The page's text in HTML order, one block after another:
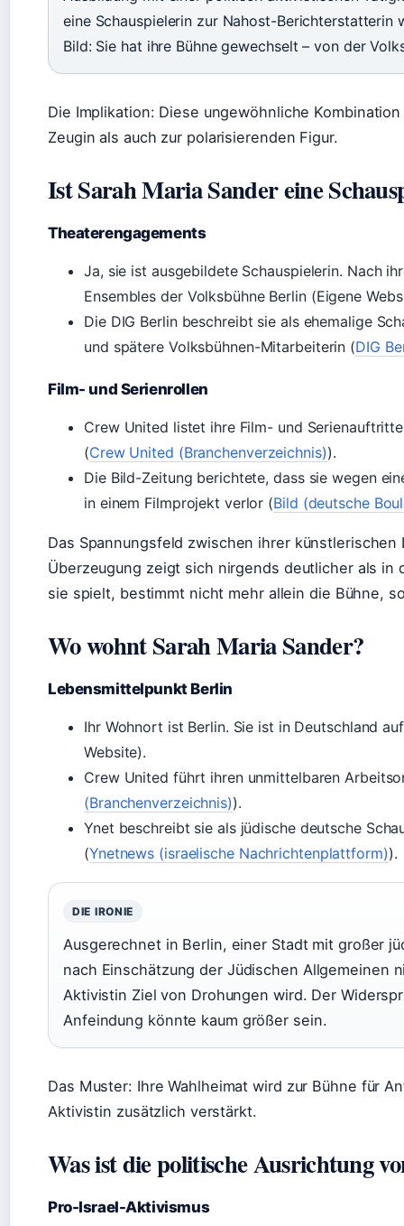
eine Schauspielerin zur Nahost-Berichterstatterin
Bild: Sie hat ihre Bühne gewechselt – von der
Die Implikation: Diese ungewöhnliche
Zeugin als auch zur polarisierenden Figur.
Ist Sarah Maria Sander eine
Theaterengagements
Ja, sie ist ausgebildete Schauspielerin. Nach
Ensembles der Volksbühne Berlin (Eigene
Die DIG Berlin beschreibt sie als ehemalige
und spätere Volksbühnen-Mitarbeiterin (DIG
Film- und Serienrollen
Crew United listet ihre Film- und
(Crew United (Branchenverzeichnis)).
Die Bild-Zeitung berichtete, dass sie wegen
in einem Filmprojekt verlor (Bild (deutsche
Das Spannungsfeld zwischen ihrer
Überzeugung zeigt sich nirgends deutlicher als in
sie spielt, bestimmt nicht mehr allein die Bühne,
Wo wohnt Sarah Maria Sander?
Lebensmittelpunkt Berlin
Ihr Wohnort ist Berlin. Sie ist in Deutschland
Website).
Crew United führt ihren unmittelbaren
(Branchenverzeichnis)).
Ynet beschreibt sie als jüdische deutsche
(Ynetnews (israelische Nachrichtenplattform)).
DIE IRONIE
Ausgerechnet in Berlin, einer Stadt mit großer
nach Einschätzung der Jüdischen Allgemeinen
Aktivistin Ziel von Drohungen wird. Der
Anfeindung könnte kaum größer sein.
Das Muster: Ihre Wahlheimat wird zur Bühne für
Aktivistin zusätzlich verstärkt.
Was ist die politische Ausrichtung
Pro-Israel-Aktivismus